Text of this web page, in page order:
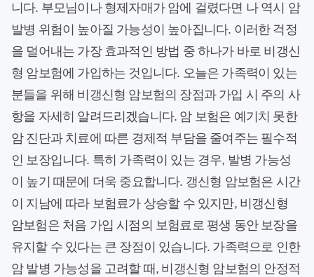
니다. 부모님이나 형제자매가 암에 걸렸다면 나 역시 암
발병 위험이 높아질 가능성이 높아집니다. 이러한 걱정
을 덜어내는 가장 효과적인 방법 중 하나가 바로 비갱신
형 암보험에 가입하는 것입니다. 오늘은 가족력이 있는
분들을 위해 비갱신형 암보험의 장점과 가입 시 주의 사
항을 자세히 알려드리겠습니다. 암 보험은 예기치 못한
암 진단과 치료에 따른 경제적 부담을 줄여주는 필수적
인 보장입니다. 특히 가족력이 있는 경우, 발병 가능성
이 높기 때문에 더욱 중요합니다. 갱신형 암보험은 시간
이 지남에 따라 보험료가 상승할 수 있지만, 비갱신형
암보험은 처음 가입 시점의 보험료로 평생 동안 보장을
유지할 수 있다는 큰 장점이 있습니다. 가족력으로 인한
암 발병 가능성을 고려할 때, 비갱신형 암보험의 안정적